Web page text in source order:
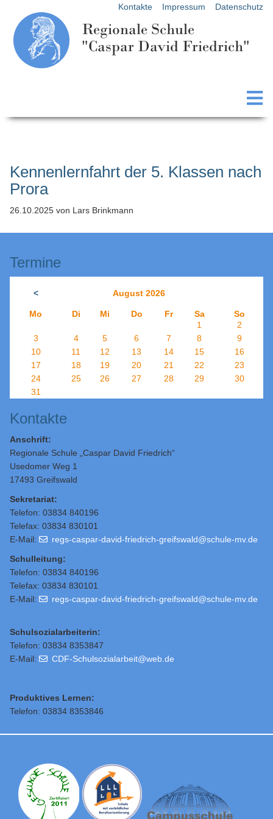
Kontakte Impressum Datenschutz
Regionale Schule
"Caspar David Friedrich"
Kennenlernfahrt der 5. Klassen nach
Prora
26.10.2025 von Lars Brinkmann
Termine
< August 2026
Mo Di Mi Do Fr Sa
So
1
2
3
4 5 6 7 8
9
10
11 12 13 14 15
16
17
18 19 20 21 22
23
24
25 26 27 28 29
30
31
Kontakte
Anschrift:
Regionale Schule „Caspar David Friedrich“
Usedomer Weg 1
17493 Greifswald
Sekretariat:
Telefon: 03834 840196
Telefax: 03834 830101
E-Mail:
regs-caspar-david-friedrich-greifswald@schule-mv.de
Schulleitung:
Telefon: 03834 840196
Telefax: 03834 830101
E-Mail:
regs-caspar-david-friedrich-greifswald@schule-mv.de
Schulsozialarbeiterin:
Telefon: 03834 8353847
E-Mail:
CDF-Schulsozialarbeit@web.de
Produktives Lernen:
Telefon: 03834 8353846